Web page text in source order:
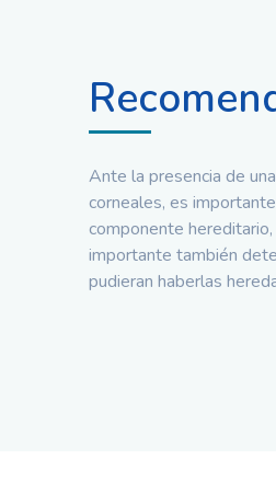
Ante la presencia de
corneales, es
componente
importante también
pudieran haberlas